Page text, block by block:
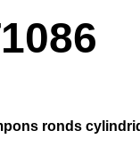
ronds